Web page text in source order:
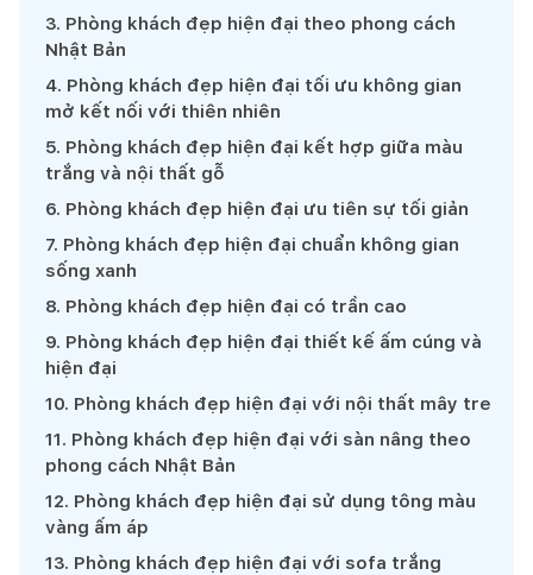
3. Phòng khách đẹp hiện đại theo phong cách
Nhật Bản
4. Phòng khách đẹp hiện đại tối ưu không gian
mở kết nối với thiên nhiên
5. Phòng khách đẹp hiện đại kết hợp giữa màu
trắng và nội thất gỗ
6. Phòng khách đẹp hiện đại ưu tiên sự tối giản
7. Phòng khách đẹp hiện đại chuẩn không gian
sống xanh
8. Phòng khách đẹp hiện đại có trần cao
9. Phòng khách đẹp hiện đại thiết kế ấm cúng và
hiện đại
10. Phòng khách đẹp hiện đại với nội thất mây tre
11. Phòng khách đẹp hiện đại với sàn nâng theo
phong cách Nhật Bản
12. Phòng khách đẹp hiện đại sử dụng tông màu
vàng ấm áp
13. Phòng khách đẹp hiện đại với sofa trắng